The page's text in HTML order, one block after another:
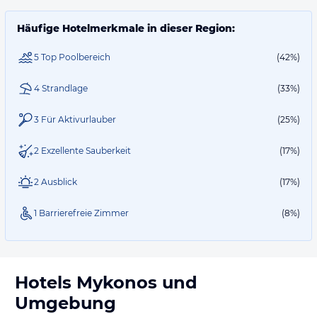
Häufige Hotelmerkmale in dieser Region:
5 Top Poolbereich (42%)
4 Strandlage (33%)
3 Für Aktivurlauber (25%)
2 Exzellente Sauberkeit (17%)
2 Ausblick (17%)
1 Barrierefreie Zimmer (8%)
Hotels Mykonos und
Umgebung